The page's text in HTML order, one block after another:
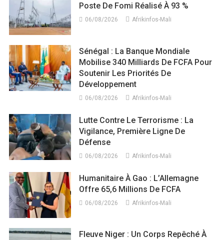
Poste De Fomi Réalisé À 93 %
06/08/2026 Afrikinfos-Mali
Sénégal : La Banque Mondiale
Mobilise 340 Milliards De FCFA Pour
Soutenir Les Priorités De
Développement
06/08/2026 Afrikinfos-Mali
Lutte Contre Le Terrorisme : La
Vigilance, Première Ligne De
Défense
06/08/2026 Afrikinfos-Mali
Humanitaire À Gao : L’Allemagne
Offre 65,6 Millions De FCFA
06/08/2026 Afrikinfos-Mali
Fleuve Niger : Un Corps Repêché À